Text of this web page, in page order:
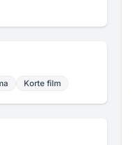
Korte film